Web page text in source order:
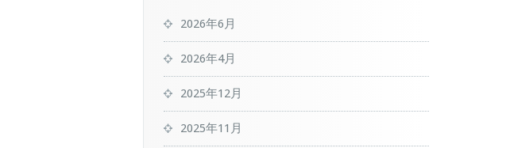
2026年6月
2026年4月
2025年12月
2025年11月